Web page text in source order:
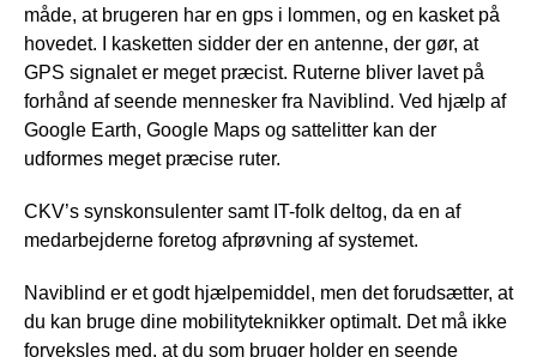
måde, at brugeren har en gps i lommen, og en kasket på
hovedet. I kasketten sidder der en antenne, der gør, at
GPS signalet er meget præcist. Ruterne bliver lavet på
forhånd af seende mennesker fra Naviblind. Ved hjælp af
Google Earth, Google Maps og sattelitter kan der
udformes meget præcise ruter.
CKV’s synskonsulenter samt IT-folk deltog, da en af
medarbejderne foretog afprøvning af systemet.
Naviblind er et godt hjælpemiddel, men det forudsætter, at
du kan bruge dine mobilityteknikker optimalt. Det må ikke
forveksles med, at du som bruger holder en seende